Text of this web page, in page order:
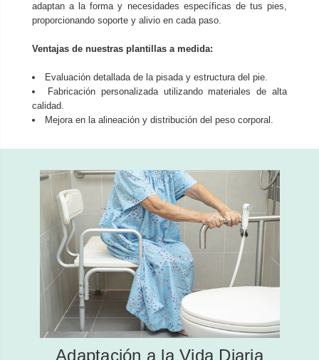
adaptan a la forma y necesidades específicas de tus pies,
proporcionando soporte y alivio en cada paso.
Ventajas de nuestras plantillas a medida:
Evaluación detallada de la pisada y estructura del pie.
Fabricación personalizada utilizando materiales de alta
calidad.
Mejora en la alineación y distribución del peso corporal.
Adaptación a la Vida Diaria